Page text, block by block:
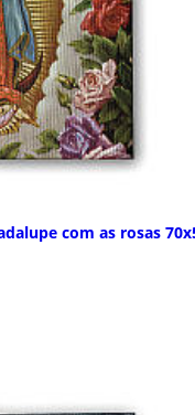
com as rosas